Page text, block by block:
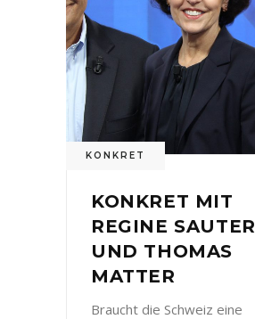
KONKRET
KONKRET MIT
REGINE SAUTER
UND THOMAS
MATTER
Braucht die Schweiz eine